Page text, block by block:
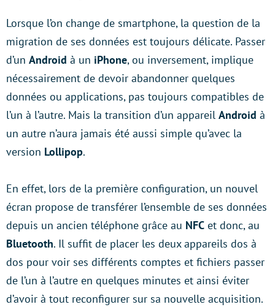
Lorsque l’on change de smartphone, la question de la
migration de ses données est toujours délicate. Passer
d’un Android à un iPhone, ou inversement, implique
nécessairement de devoir abandonner quelques
données ou applications, pas toujours compatibles de
l’un à l’autre. Mais la transition d’un appareil Android à
un autre n’aura jamais été aussi simple qu’avec la
version Lollipop.
En effet, lors de la première configuration, un nouvel
écran propose de transférer l’ensemble de ses données
depuis un ancien téléphone grâce au NFC et donc, au
Bluetooth. Il suffit de placer les deux appareils dos à
dos pour voir ses différents comptes et fichiers passer
de l’un à l’autre en quelques minutes et ainsi éviter
d’avoir à tout reconfigurer sur sa nouvelle acquisition.